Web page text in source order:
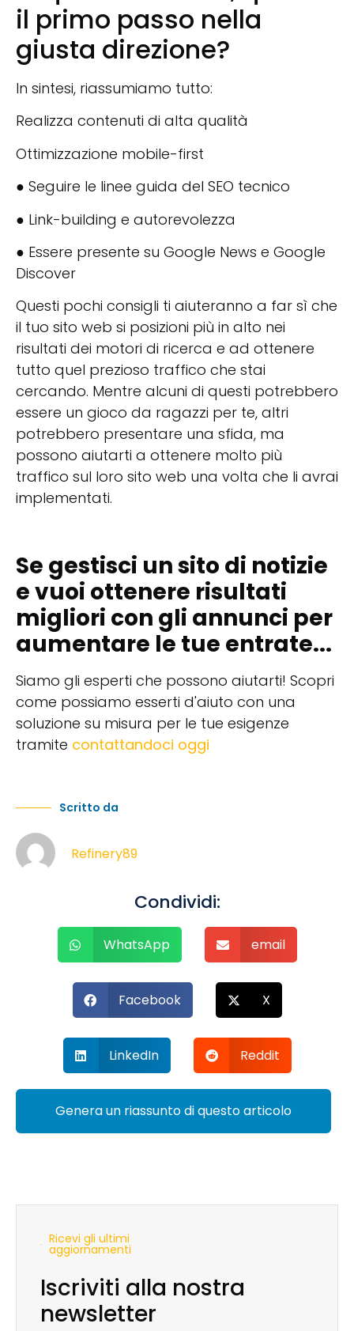
il primo passo nella
giusta direzione?
In sintesi, riassumiamo tutto:
Realizza contenuti di alta qualità
Ottimizzazione mobile-first
● Seguire le linee guida del SEO tecnico
● Link-building e autorevolezza
● Essere presente su Google News e Google
Discover
Questi pochi consigli ti aiuteranno a far sì che
il tuo sito web si posizioni più in alto nei
risultati dei motori di ricerca e ad ottenere
tutto quel prezioso traffico che stai
cercando. Mentre alcuni di questi potrebbero
essere un gioco da ragazzi per te, altri
potrebbero presentare una sfida, ma
possono aiutarti a ottenere molto più
traffico sul loro sito web una volta che li avrai
implementati.
Se gestisci un sito di notizie
e vuoi ottenere risultati
migliori con gli annunci per
aumentare le tue entrate...
Siamo gli esperti che possono aiutarti! Scopri
come possiamo esserti d'aiuto con una
soluzione su misura per le tue esigenze
tramite contattandoci oggi
Scritto da
Refinery89
Condividi:
WhatsApp email
Facebook X
LinkedIn Reddit
Genera un riassunto di questo articolo
Ricevi gli ultimi
aggiornamenti
Iscriviti alla nostra
newsletter